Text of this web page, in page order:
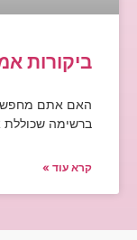
ביקורות
האם אתם מחפשים
ברשימה שכוללת
קרא עוד »